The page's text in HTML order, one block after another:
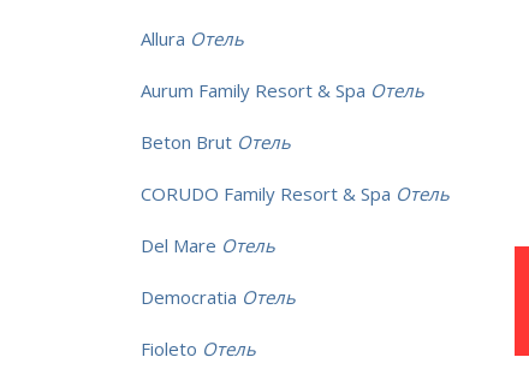
Allura Отель
Aurum Family Resort & Spa Отель
Beton Brut Отель
CORUDO Family Resort & Spa Отель
Del Mare Отель
Democratia Отель
Fioleto Отель